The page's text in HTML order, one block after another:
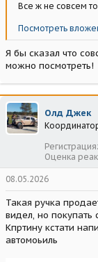
Все ж не совсем то
Посмотреть
Я бы сказал что
можно посмотреть!
Олд Джек
Регистрация
Оценка
08.05.2026
Такая ручка
видел, но покупать
Кпртину кстати
автомоьиль